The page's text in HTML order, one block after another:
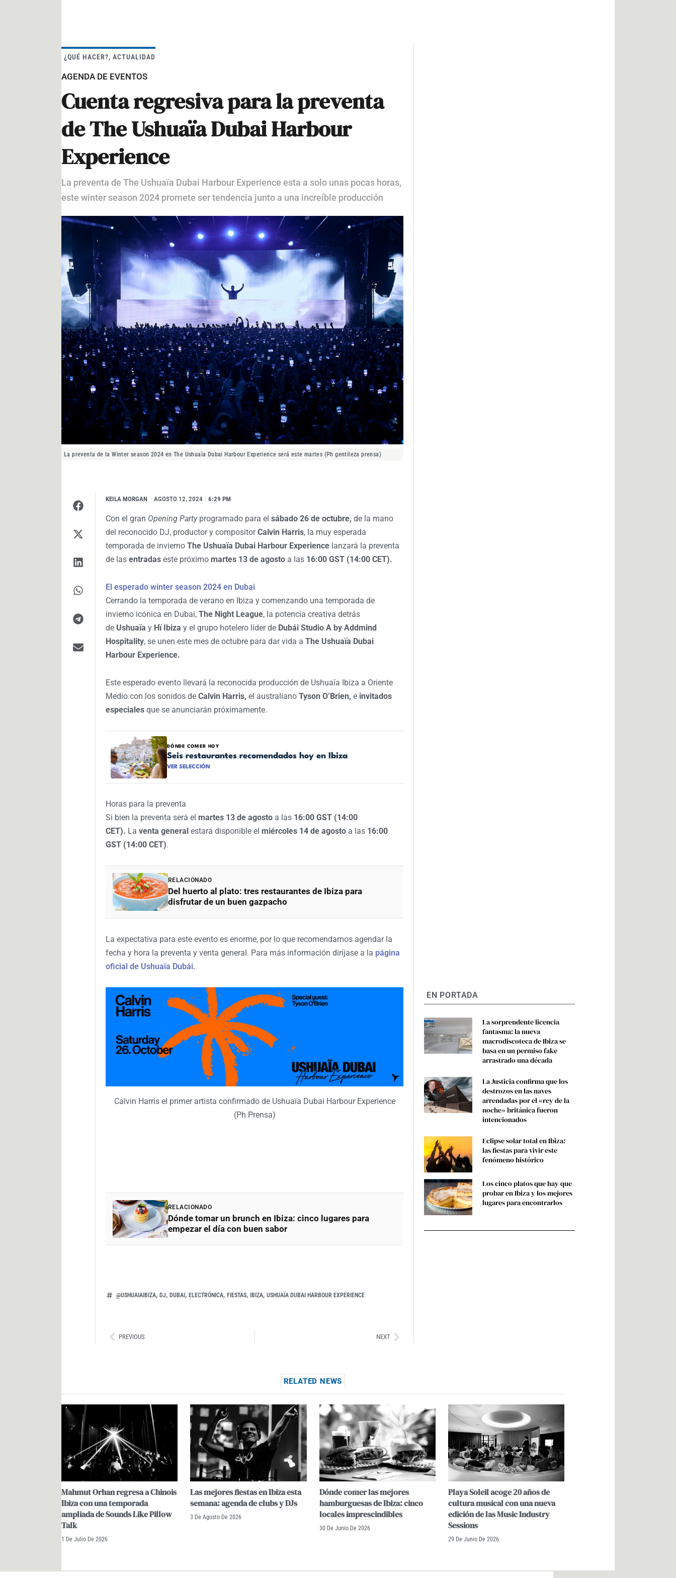
¿QUÉ HACER?, ACTUALIDAD
AGENDA DE EVENTOS
Cuenta regresiva para la preventa
de The Ushuaïa Dubai Harbour
Experience
La preventa de The Ushuaïa Dubai Harbour Experience esta a solo unas pocas horas,
este winter season 2024 promete ser tendencia junto a una increíble producción
La preventa de la Winter season 2024 en The Ushuaïa Dubai Harbour Experience será este martes (Ph gentileza prensa)
KEILA MORGAN I AGOSTO 12, 2024 6:29 PM
Con el gran Opening Partyprogramado para el sábado 26 de octubre, de la mano
del reconocido DJ, productor y compositorCalvin Harris, la muy esperada
temporada de invierno The Ushuaïa Dubai Harbour Experience lanzará la preventa
de las entradas este próximo martes 13 de agosto a las 16:00 GST (14:00 CET).
El esperado winter season 2024 en Dubai
Cerrando la temporada de verano en Ibiza y comenzando una temporada de
invierno icónica en Dubai, The Night League, la potencia creativa detrás
de Ushuaïa y Hï Ibiza y el grupo hotelero líder de Dubái Studio A by Addmind
Hospitality, se unen este mes de octubre para dar vida a The Ushuaïa Dubai
Harbour Experience.
Este esperado evento llevará la reconocida producción de Ushuaïa Ibiza a Oriente
Medio con los sonidos de Calvin Harris, el australiano Tyson O’Brien, e invitados
especiales que se anunciarán próximamente.
DÓNDE COMER HOY
Seis restaurantes recomendados hoy en Ibiza
VER SELECCIÓN
Horas para la preventa
Si bien la preventa será el martes 13 de agosto a las 16:00 GST (14:00
CET). La venta general estará disponible el miércoles 14 de agosto a las 16:00
GST (14:00 CET).
RELACIONADO
Del huerto al plato: tres restaurantes de Ibiza para
disfrutar de un buen gazpacho
La expectativa para este evento es enorme, por lo que recomendamos agendar la
fecha y hora la preventa y venta general. Para más información diríjase a la página
oficial de Ushuaïa Dubái.
Calvin Harris el primer artista confirmado de Ushuaïa Dubai Harbour Experience
(Ph Prensa)
RELACIONADO
Dónde tomar un brunch en Ibiza: cinco lugares para
empezar el día con buen sabor
@USHUAIAIBIZA, DJ, DUBAI , ELECTRÓNICA, FIESTAS, IBIZA, USHUAÏA DUBAI HARBOUR EXPERIENCE
AntPREVIOUS NEXTSiguiente
EN PORTADA
La sorprendente licencia
fantasma: la nueva
macrodiscoteca de Ibiza se
basa en un permiso fake
arrastrado una década
La Justicia confirma que los
destrozos en las naves
arrendadas por el «rey de la
noche» británica fueron
intencionados
Eclipse solar total en Ibiza:
las fiestas para vivir este
fenómeno histórico
Los cinco platos que hay que
probar en Ibiza y los mejores
lugares para encontrarlos
RELATED NEWS
Mahmut Orhan regresa a Chinois
Ibiza con una temporada
ampliada de Sounds Like Pillow
Talk
1 De Julio De 2026
Las mejores fiestas en Ibiza esta
semana: agenda de clubs y DJs
3 De Agosto De 2026
Dónde comer las mejores
hamburguesas de Ibiza: cinco
locales imprescindibles
30 De Junio De 2026
Playa Soleil acoge 20 años de
cultura musical con una nueva
edición de las Music Industry
Sessions
29 De Junio De 2026